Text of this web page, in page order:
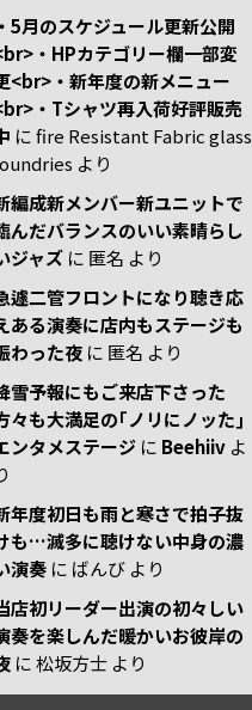
5月のスケジュール更新公開
・HPカテゴリー欄一部変
<br>・新年度の新メニュー
・Tシャツ再入荷好評販売
にfire Resistant Fabric glass
より
編成新メンバー新ユニットで
んだバランスのいい素晴らし
ジャズ に 匿名 より
遽二管フロントになり聴き応
ある演奏に店内もステージも
わった夜 に 匿名 より
雪予報にもご来店下さった
々も大満足の｢ノリにノッた｣
ンタメステージ に Beehiiv よ
年度初日も雨と寒さで拍子抜
も…滅多に聴けない中身の濃
演奏 に ばんび より
店初リーダー出演の初々しい
奏を楽しんだ暖かいお彼岸の
に松坂方士 より